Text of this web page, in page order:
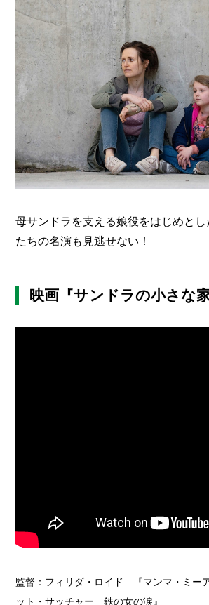
母サンドラを支える娘役をはじめと
たちの名演も見逃せない！
映画『サンドラの小さな
監督：フィリダ・ロイド 『マンマ・ミー
ット・サッチャー 鉄の女の涙』